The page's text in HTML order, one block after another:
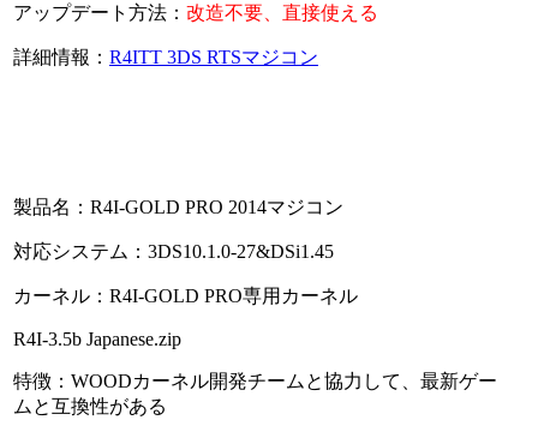
アップデート方法： 改造不要、直接使える
詳細情報： R4ITT 3DS RTSマジコン
製品名：R4I-GOLD PRO 2014マジコン
対応システム：3DS10.1.0-27&DSi1.45
カーネル：R4I-GOLD PRO専用カーネル
R4I-3.5b Japanese.zip
特徴：WOODカーネル開発チームと協力して、最新ゲー
ムと互換性がある